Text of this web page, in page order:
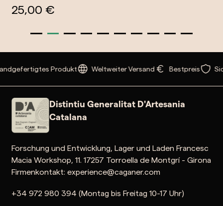
25,00 €
Produkt Weltweiter Versand Bestpreis
Distintiu Generalitat D'Artesania
Catalana
Forschung und Entwicklung, Lager und Laden Francesc
Macia Workshop, 11. 17257 Torroella de Montgrí - Girona
Firmenkontakt: experience@caganer.com
+34 972 980 394 (Montag bis Freitag 10-17 Uhr)